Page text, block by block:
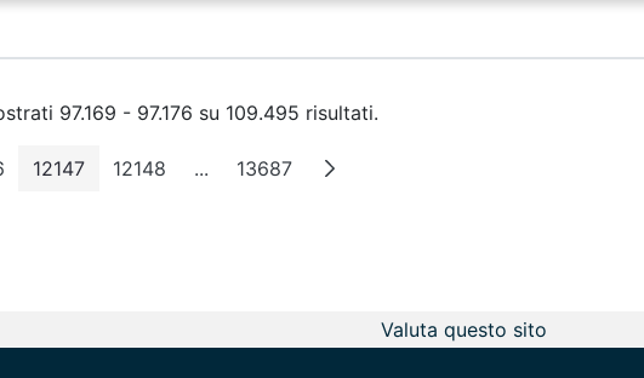
97.169 - 97.176 su 109.495 risultati.
Pagina
12147 Pagina
12148 ...Pagine intermedie
Pagina
13687
Valuta questo sito